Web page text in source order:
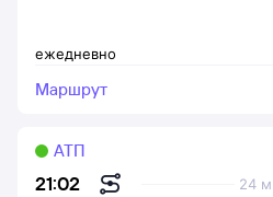
ежедневно
Маршрут
21:02
24 м
АТП